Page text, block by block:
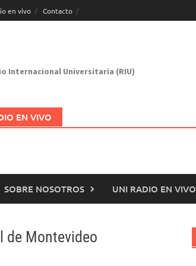
en vivo Contacto
Internacional Universitaria (RIU)
EN VIVO
SOBRE NOSOTROS UNI RADIO EN VIVO
de Montevideo